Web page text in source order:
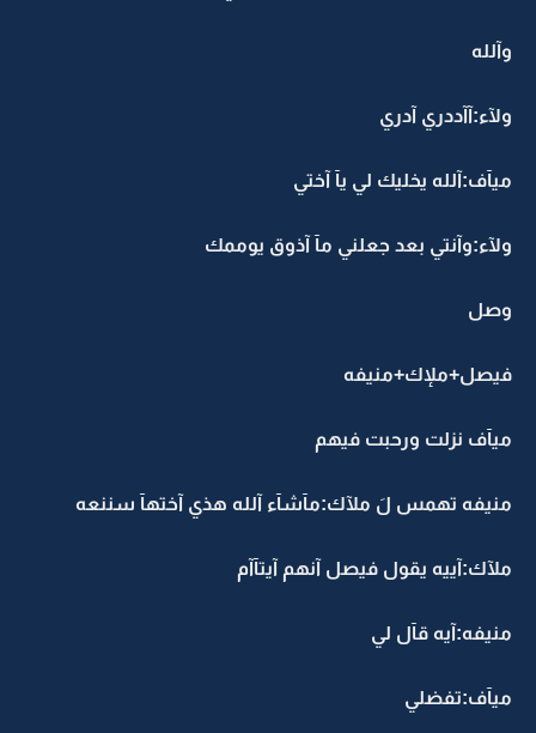
وآلله
ولآء:آآددري آدري
ميآف:آلله يخليك لي يآ آختي
ولآء:وآنتي بعد جعلني مآ آذوق يوممك
وصل
فيصل+ملإك+منيفه
ميآف نزلت ورحبت فيهم
منيفه تهمس لَ ملآك:مآشآء آلله هذي آختهآ سننعه
ملآك:آييه يقول فيصل آنهم آيتآآم
منيفه:آيه قآل لي
ميآف:تفضلي